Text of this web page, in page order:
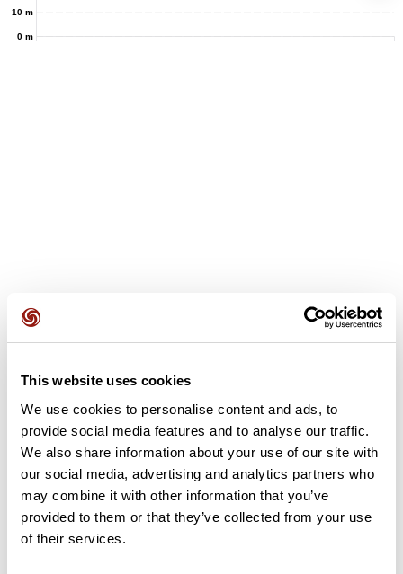
This website uses cookies
We use cookies to personalise content and ads, to
provide social media features and to analyse our traffic.
We also share information about your use of our site with
our social media, advertising and analytics partners who
may combine it with other information that you’ve
provided to them or that they’ve collected from your use
of their services.
0 m
10 m
Avis des utilisateurs
Soyez le premier à ajouter un avis !
Ajouter un avis
Résumé